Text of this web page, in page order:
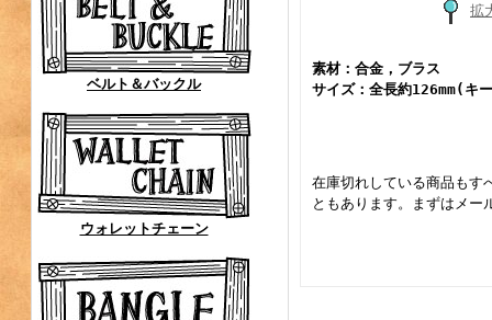
ベルト＆バックル
ウォレットチェーン
拡
素材：合金，ブラス
サイズ：全長約126mm(キ
在庫切れしている商品もす
ともあります。まずはメー